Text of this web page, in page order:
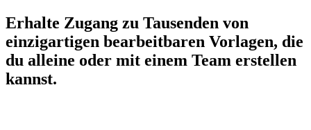
Erhalte Zugang zu Tausenden von
einzigartigen bearbeitbaren Vorlagen, die
du alleine oder mit einem Team erstellen
kannst.